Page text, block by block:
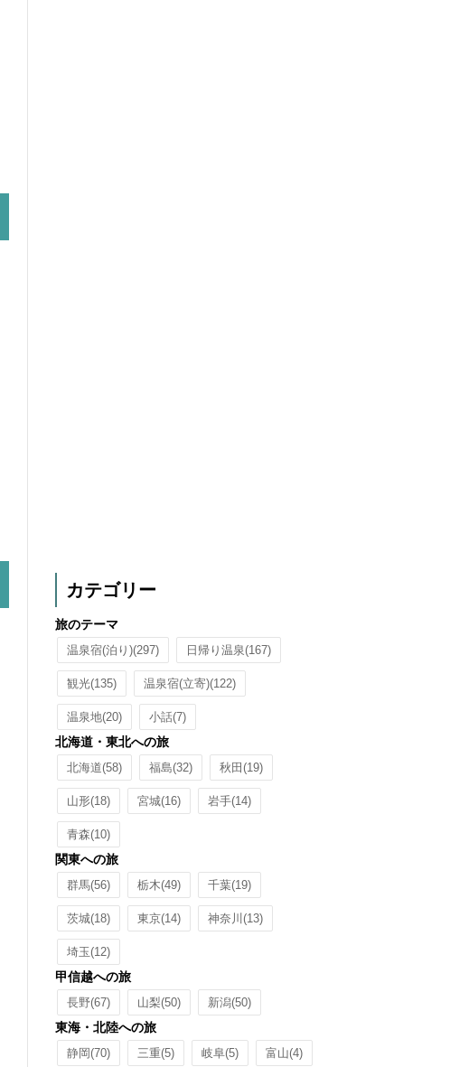
カテゴリー
旅のテーマ
温泉宿(泊り)(297) 日帰り温泉(167)
観光(135) 温泉宿(立寄)(122)
温泉地(20) 小話(7)
北海道・東北への旅
北海道(58) 福島(32) 秋田 (19)
山形(18) 宮城(16) 岩手(14)
青森(10)
関東への旅
群馬(56) 栃木(49) 千葉(19)
茨城(18) 東京(14) 神奈川 (13)
埼玉(12)
甲信越への旅
長野(67) 山梨(50) 新潟(50)
東海・北陸への旅
静岡(70) 三重(5) 岐阜(5) 富山(4)